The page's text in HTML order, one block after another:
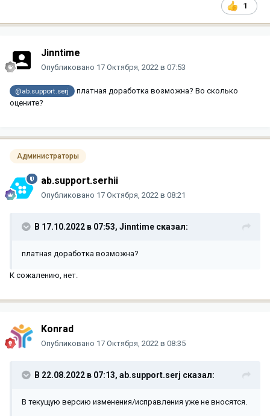
1
Jinntime
Опубликовано 17 Октября, 2022 в 07:53
@ab.support.serj
платная доработка возможна? Во сколько
оцените?
Администраторы
ab.support.serhii
Опубликовано 17 Октября, 2022 в 08:21
В 17.10.2022 в 07:53, Jinntime сказал:
платная доработка возможна?
К сожалению, нет.
Konrad
Опубликовано 17 Октября, 2022 в 08:35
В 22.08.2022 в 07:13, ab.support.serj сказал:
В текущую версию изменения/исправления уже не вносятся.